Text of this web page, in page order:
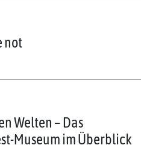
not
Welten – Das
Museum im Überblick